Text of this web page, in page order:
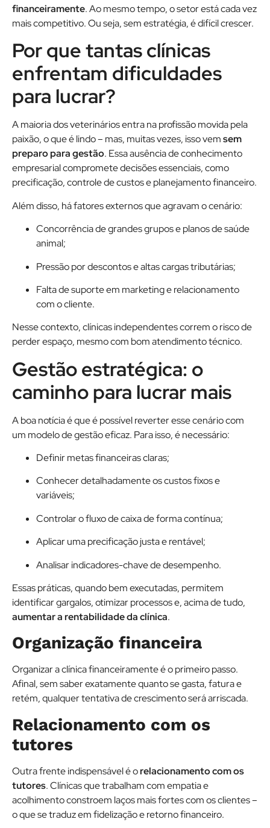
financeiramente. Ao mesmo tempo, o setor está cada vez
mais competitivo. Ou seja, sem estratégia, é difícil crescer.
Por que tantas clínicas
enfrentam dificuldades
para lucrar?
A maioria dos veterinários entra na profissão movida pela
paixão, o que é lindo – mas, muitas vezes, isso vemsem
preparo para gestão. Essa ausência de conhecimento
empresarial compromete decisões essenciais, como
precificação, controle de custos e planejamento financeiro.
Além disso, há fatores externos que agravam o cenário:
Concorrência de grandes grupos e planos de saúde
animal;
Pressão por descontos e altas cargas tributárias;
Falta de suporte em marketing e relacionamento
com o cliente.
Nesse contexto, clínicas independentes correm o risco de
perder espaço, mesmo com bom atendimento técnico.
Gestão estratégica: o
caminho para lucrar mais
A boa notícia é que é possível reverter esse cenário com
um modelo de gestão eficaz. Para isso, é necessário:
Definir metas financeiras claras;
Conhecer detalhadamente os custos fixos e
variáveis;
Controlar o fluxo de caixa de forma contínua;
Aplicar uma precificação justa e rentável;
Analisar indicadores-chave de desempenho.
Essas práticas, quando bem executadas, permitem
identificar gargalos, otimizar processos e, acima de tudo,
aumentar a rentabilidade da clínica.
Organização financeira
Organizar a clínica financeiramente é o primeiro passo.
Afinal, sem saber exatamente quanto se gasta, fatura e
retém, qualquer tentativa de crescimento será arriscada.
Relacionamento com os
tutores
Outra frente indispensável é orelacionamento com os
tutores. Clínicas que trabalham com empatia e
acolhimento constroem laços mais fortes com os clientes –
o que se traduz em fidelização e retorno financeiro.